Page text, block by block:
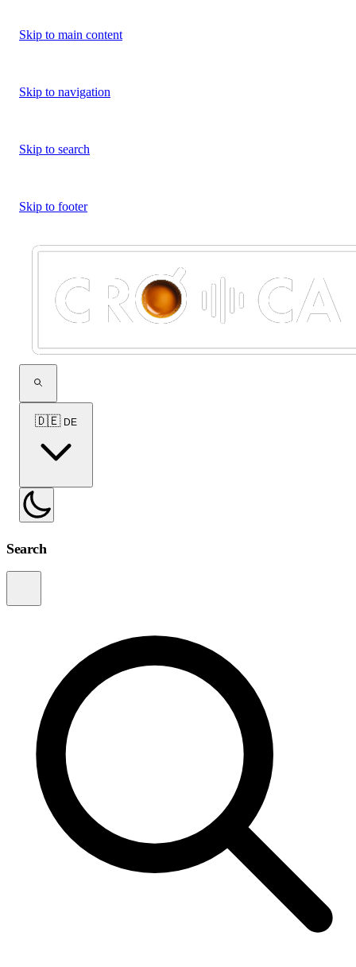
Skip to main content
Skip to navigation
Skip to search
Skip to footer
🇩🇪 DE
Search